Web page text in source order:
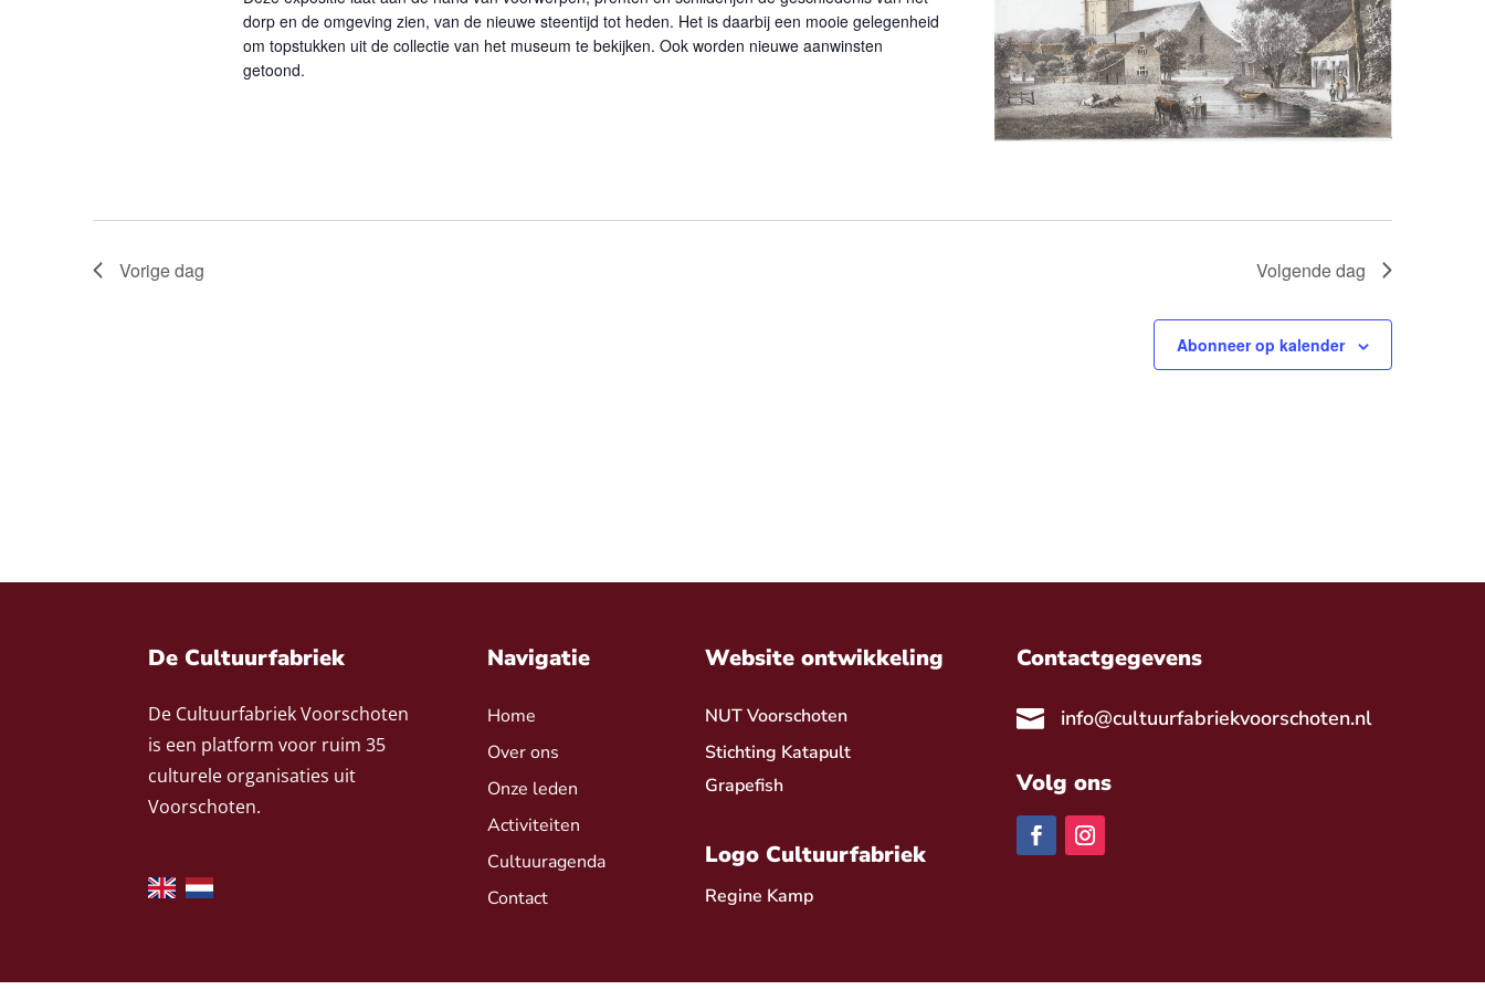
dorp en de omgeving zien, van de nieuwe steentijd tot heden. Het is daarbij een mooie gelegenheid
om topstukken uit de collectie van het museum te bekijken. Ook worden nieuwe aanwinsten
getoond.
Vorige dag Volgende dag
Abonneer op kalender
De Cultuurfabriek
De Cultuurfabriek Voorschoten
is een platform voor ruim 35
culturele organisaties uit
Voorschoten.
Navigatie
Home
Over ons
Onze leden
Activiteiten
Cultuuragenda
Contact
Website ontwikkeling
NUT Voorschoten
Stichting Katapult
Grapefish
Logo Cultuurfabriek
Regine Kamp
Contactgegevens
 info@cultuurfabriekvoorschoten.nl
Volg ons